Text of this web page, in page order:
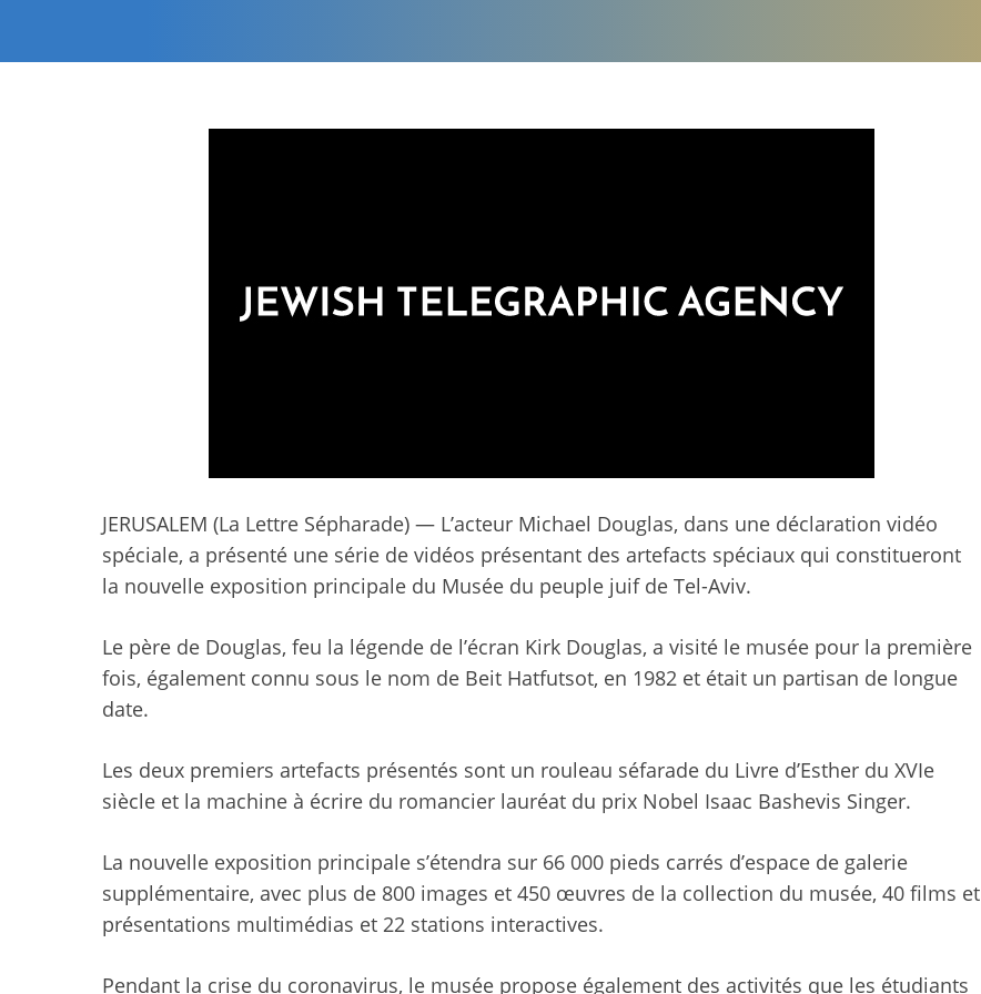
JERUSALEM (La Lettre Sépharade) — L’acteur Michael Douglas, dans une déclaration vidéo
spéciale, a présenté une série de vidéos présentant des artefacts spéciaux qui constitueront
la nouvelle exposition principale du Musée du peuple juif de Tel-Aviv.
Le père de Douglas, feu la légende de l’écran Kirk Douglas, a visité le musée pour la première
fois, également connu sous le nom de Beit Hatfutsot, en 1982 et était un partisan de longue
date.
Les deux premiers artefacts présentés sont un rouleau séfarade du Livre d’Esther du XVIe
siècle et la machine à écrire du romancier lauréat du prix Nobel Isaac Bashevis Singer.
La nouvelle exposition principale s’étendra sur 66 000 pieds carrés d’espace de galerie
supplémentaire, avec plus de 800 images et 450 œuvres de la collection du musée, 40 films et
présentations multimédias et 22 stations interactives.
Pendant la crise du coronavirus, le musée propose également des activités que les étudiants